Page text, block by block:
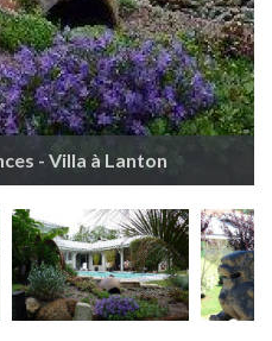
- Villa à Lanton